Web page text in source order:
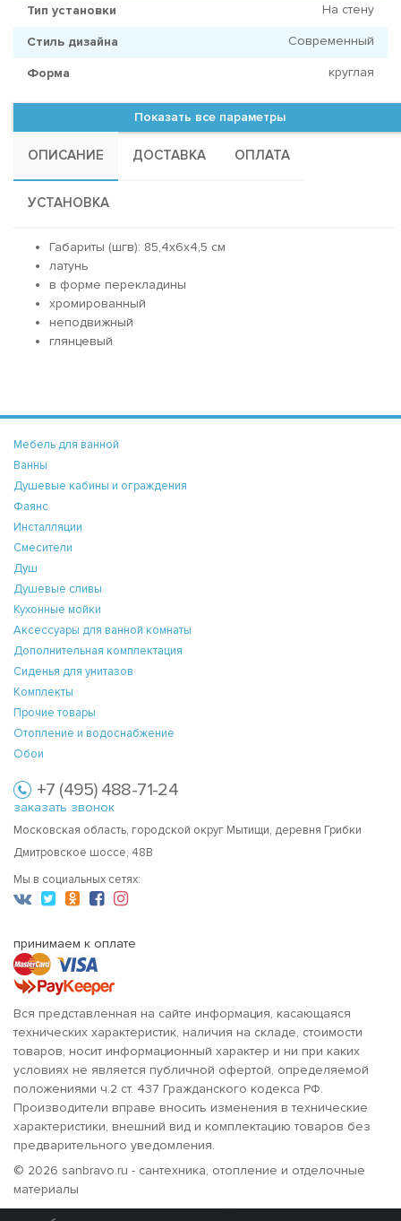
Тип установки На стену
Стиль дизайна Современный
Форма круглая
Показать все параметры
ОПИСАНИЕ ДОСТАВКА ОПЛАТА
УСТАНОВКА
Габариты (шгв): 85,4x6x4,5 см
латунь
в форме перекладины
хромированный
неподвижный
глянцевый
Мебель для ванной
Ванны
Душевые кабины и ограждения
Фаянс
Инсталляции
Смесители
Душ
Душевые сливы
Кухонные мойки
Аксессуары для ванной комнаты
Дополнительная комплектация
Сиденья для унитазов
Комплекты
Прочие товары
Отопление и водоснабжение
Обои
+7 (495) 488-71-24
заказать звонок
Московская область, городской округ Мытищи, деревня Грибки
Дмитровское шоссе, 48В
Мы в социальных сетях:
принимаем к оплате
Вся представленная на сайте информация, касающаяся
технических характеристик, наличия на складе, стоимости
товаров, носит информационный характер и ни при каких
условиях не является публичной офертой, определяемой
положениями ч.2 ст. 437 Гражданского кодекса РФ.
Производители вправе вносить изменения в технические
характеристики, внешний вид и комплектацию товаров без
предварительного уведомления.
© 2026 sanbravo.ru - сантехника, отопление и отделочные
материалы